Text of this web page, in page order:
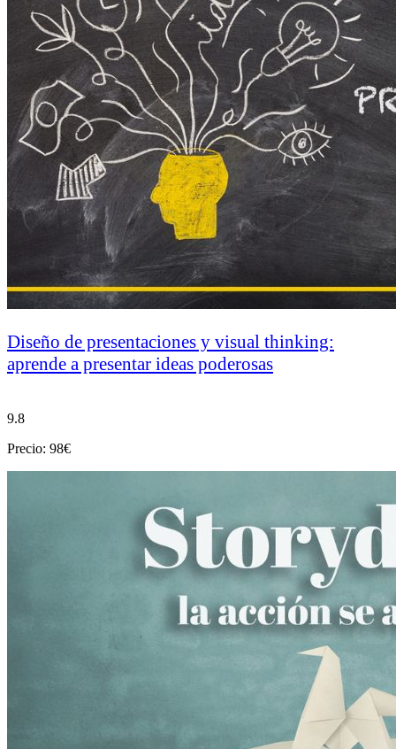
Diseño de presentaciones y visual thinking:
aprende a presentar ideas poderosas
9.8
Precio: 98€